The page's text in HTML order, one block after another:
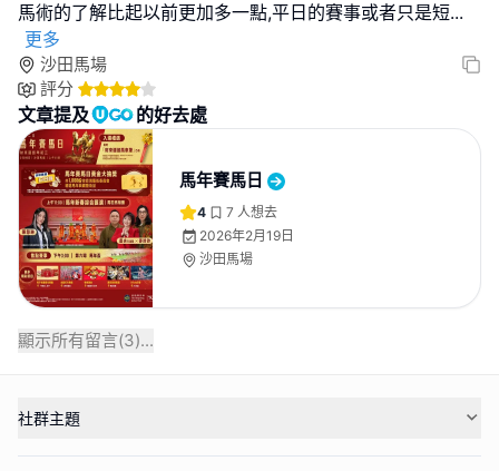
馬術的了解比起以前更加多一點,平日的賽事或者只是短...
更多
沙田馬場
評分
文章提及 的好去處
馬年賽馬日
4 7 人想去
2026年2月19日
沙田馬場
顯示所有留言(3)...
社群主題